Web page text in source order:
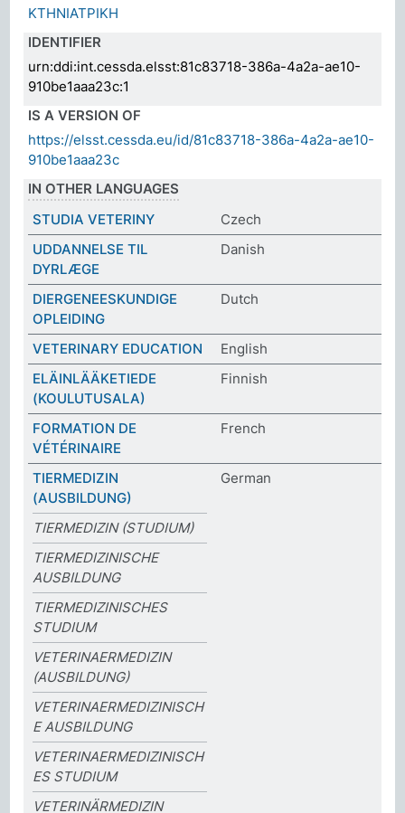
ΚΤΗΝΙΑΤΡΙΚΗ
IDENTIFIER
urn:ddi:int.cessda.elsst:81c83718-386a-4a2a-ae10-
910be1aaa23c:1
IS A VERSION OF
https://elsst.cessda.eu/id/81c83718-386a-4a2a-ae10-
910be1aaa23c
IN OTHER LANGUAGES
STUDIA VETERINY
Czech
UDDANNELSE TIL
DYRLÆGE
Danish
DIERGENEESKUNDIGE
OPLEIDING
Dutch
VETERINARY EDUCATION
English
ELÄINLÄÄKETIEDE
(KOULUTUSALA)
Finnish
FORMATION DE
VÉTÉRINAIRE
French
TIERMEDIZIN
(AUSBILDUNG)
German
TIERMEDIZIN (STUDIUM)
TIERMEDIZINISCHE
AUSBILDUNG
TIERMEDIZINISCHES
STUDIUM
VETERINAERMEDIZIN
(AUSBILDUNG)
VETERINAERMEDIZINISCH
E AUSBILDUNG
VETERINAERMEDIZINISCH
ES STUDIUM
VETERINÄRMEDIZIN